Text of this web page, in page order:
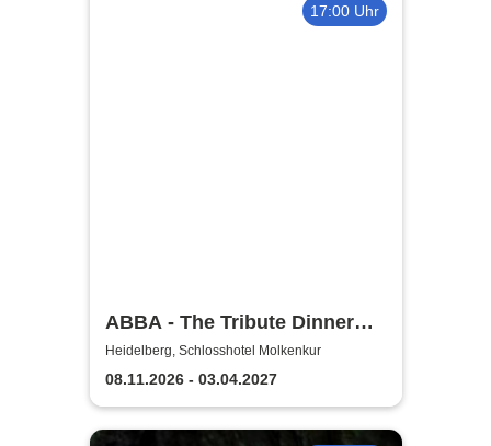
17:00 Uhr
ABBA - The Tribute Dinner
Show
Heidelberg, Schlosshotel Molkenkur
08.11.2026 - 03.04.2027